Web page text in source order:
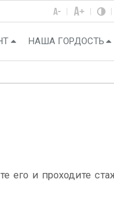
НАША ГОРДОСТЬ
его и проходите